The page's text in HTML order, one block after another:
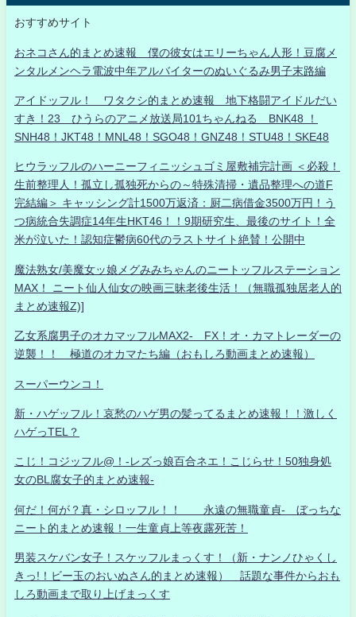
おすすめサイト
おネコさん的まとめ速報 僕の彼女はエリーちゃん人形！豆腐メ
ンタルメンヘラ電波中年アルバイターのぬいぐるみ男子末路編
アイドッフル！ ワタクシ的まとめ速報 地下格闘アイドルだい
すき！23 ひうらのアニメ放送局101ちゃんねる BNK48 ！
SNH48！JKT48！MNL48！SGO48！GNZ48！STU48！SKE48
ヒウラッフルのハーニーフィニッシュゴミ屋敷補完計画 ＜必殺！
生前整理人！孤立し孤独死からの～特殊清掃・遺品整理への道F
完結編＞ キャッシング計1500万返済：厨二病借金3500万円！う
つ病統合失調症14年生HKT46！！9期研究生、最後のサイト！全
米が泣いた！認知症鬱病60代のラストサイト絶賛！公開中
魔法熟女/美魔女ッ娘メグみみちゃんのニートッフルステーション
MAX！ ニート仙人仙女の映画三昧老後生活！（無職孤独居老人的
まとめ速報Z)]
乙女系腐男子のオカマッフルMAX2- FX！オ・カマトレーダーの
逆襲！！ 極道のオカマたち編（おもしろ動画まとめ速報）
スーパーウンコ！
新・ハゲッフル！哀愁のハゲ男の髪ってるまとめ速報！！激しく
ハゲっTEL？
こじ！コジッフル@！-レズっ娘百合ネエ！こじらせ！50独身処
女のBL腐女子的まとめ速報-
何だ！何が？真・シロッフル！！ 永遠の無職童貞- ぼっちな
ニート的まとめ速報！一生童貞上等夜露死苦！
男装スケバン女子！スケッフルまっくす！（新・ナンノひゃくし
きっ!！ビー玉のおいぬさん的まとめ速報） 話題な事件からおも
しろ動画まで取り上げまっくす